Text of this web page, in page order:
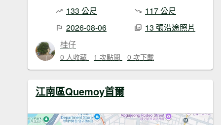
133 公尺
117 公尺
2026-08-06
13 張沿途照片
桂仔
0 人收藏 1 次點閱 0 次下載
江南區Quemoy首爾